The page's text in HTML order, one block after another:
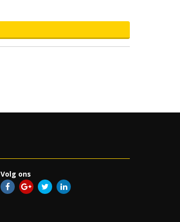
Volg ons